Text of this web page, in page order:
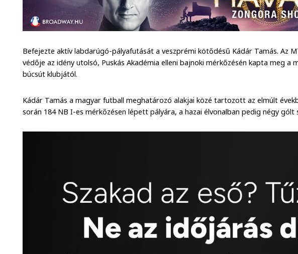
Befejezte aktív labdarúgó-pályafutását a veszprémi kötődésű Kádár Tamás. Az
védője az idény utolsó, Puskás Akadémia elleni bajnoki mérkőzésén kapta meg a
búcsút klubjától.
Kádár Tamás a magyar futball meghatározó alakjai közé tartozott az elmúlt
során 184 NB I-es mérkőzésen lépett pályára, a hazai élvonalban pedig négy gólt